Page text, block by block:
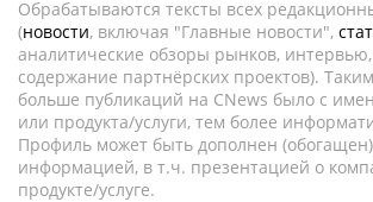
Обрабатываются тексты всех
(новости, включая "Главные новости",
аналитические обзоры рынков,
содержание партнёрских проектов).
больше публикаций на CNews было с
или продукта/услуги, тем более
Профиль может быть дополнен
информацией, в т.ч. презентацией о
продукте/услуге.